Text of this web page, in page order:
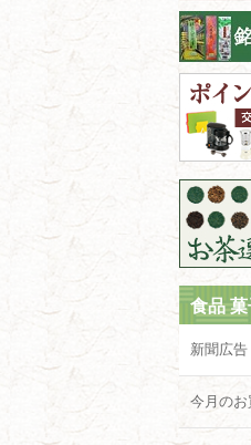
食品
新聞広
今月のお